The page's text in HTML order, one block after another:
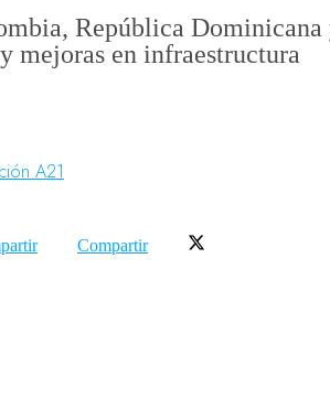
República Dominicana
mejoras en infraestructura
A21
Compartir